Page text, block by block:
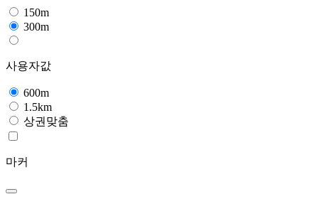
150m
300m
사용자값
600m
1.5km
상권맞춤
마커